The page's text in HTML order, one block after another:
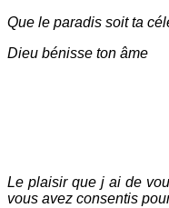
Que le paradis soit ta
Dieu bénisse ton âme
Le plaisir que j ai de
vous avez consentis